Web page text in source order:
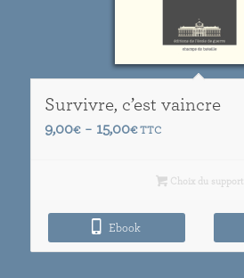
Survivre, c’est vaincre
9,00€ – 15,00€Plage
9,00€
à
15,00€
TTC
Choix du support
Ebook